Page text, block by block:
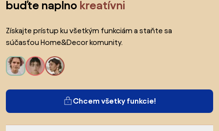
buďte naplno kreatívni
Získajte prístup ku všetkým funkciám a staňte sa
súčasťou Home&Decor komunity.
Chcem všetky funkcie!